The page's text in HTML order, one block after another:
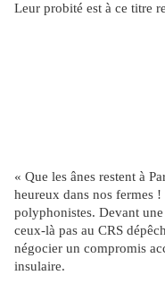
Leur probité est à ce titre
« Que les ânes restent à
heureux dans nos fermes
polyphonistes. Devant
ceux-là pas au CRS
négocier un compromis
insulaire.